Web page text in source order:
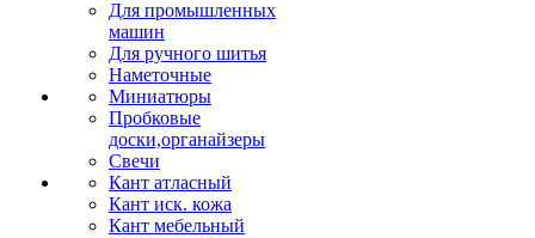
Для промышленных
машин
Для ручного шитья
Наметочные
Миниатюры
Пробковые
доски,органайзеры
Свечи
Кант атласный
Кант иск. кожа
Кант мебельный